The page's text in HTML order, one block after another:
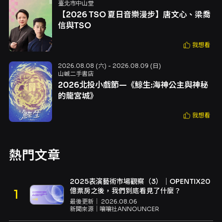
臺北市中山堂
【2026 TSO 夏日音樂漫步】唐文心、梁喬
信與TSO
我想看
2026.08.08 (六) - 2026.08.09 (日)
山峸二手書店
2026北投小戲節—《鯨生:海神公主與神秘
的龍宮城》
我想看
熱門文章
2025表演藝術市場觀察（3）｜OPENTIX20
億票房之後，我們到底看見了什麼？
最後更新｜ 2026.08.06
新聞來源｜ 嚷嚷社ANNOUNCER